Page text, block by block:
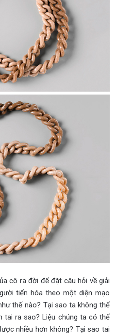
cô ra đời để đặt câu hỏi về giải
tiến hóa theo một diện mạo
thế nào? Tại sao ta không thể
tai ra sao? Liệu chúng ta có thể
nhiều hơn không? Tại sao tai